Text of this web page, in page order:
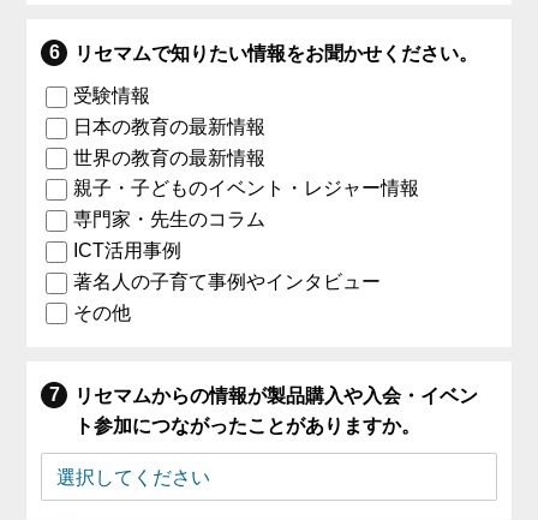
リセマムで知りたい情報をお聞かせください。
受験情報
日本の教育の最新情報
世界の教育の最新情報
親子・子どものイベント・レジャー情報
専門家・先生のコラム
ICT活用事例
著名人の子育て事例やインタビュー
その他
リセマムからの情報が製品購入や入会・イベン
ト参加につながったことがありますか。